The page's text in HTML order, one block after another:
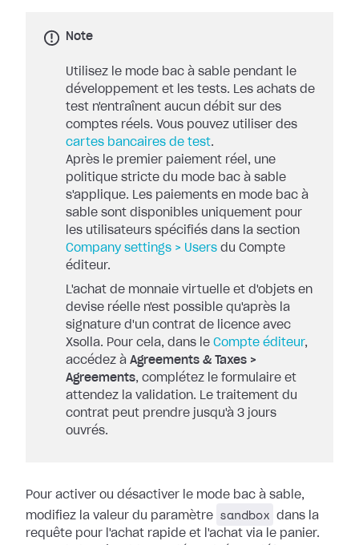
Note
Utilisez le mode bac à sable pendant le
développement et les tests. Les achats de
test n'entraînent aucun débit sur des
comptes réels. Vous pouvez utiliser des
cartes bancaires de test.
Après le premier paiement réel, une
politique stricte du mode bac à sable
s'applique. Les paiements en mode bac à
sable sont disponibles uniquement pour
les utilisateurs spécifiés dans la section
Company settings > Users du Compte
éditeur.
L'achat de monnaie virtuelle et d'objets en
devise réelle n'est possible qu'après la
signature d'un contrat de licence avec
Xsolla. Pour cela, dans le Compte éditeur,
accédez à Agreements & Taxes >
Agreements, complétez le formulaire et
attendez la validation. Le traitement du
contrat peut prendre jusqu'à 3 jours
ouvrés.
Pour activer ou désactiver le mode bac à sable,
modifiez la valeur du paramètre
sandbox
dans la
requête pour l'achat rapide et l'achat via le panier.